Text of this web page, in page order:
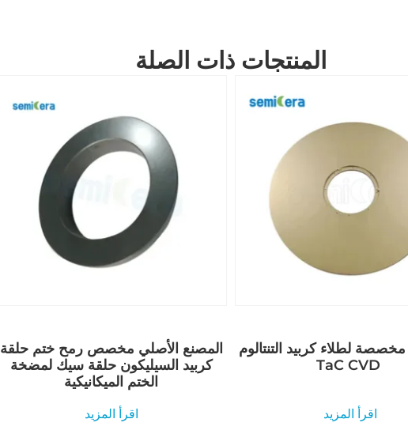
المنتجات ذات الصلة
المصنع الأصلي مخصص رمح ختم حلقة
كربيد السيليكون حلقة سيك لمضخة
الختم الميكانيكية
اقرأ المزيد
لطلاء كربيد التنتالوم
TaC CVD
اقرأ المزيد